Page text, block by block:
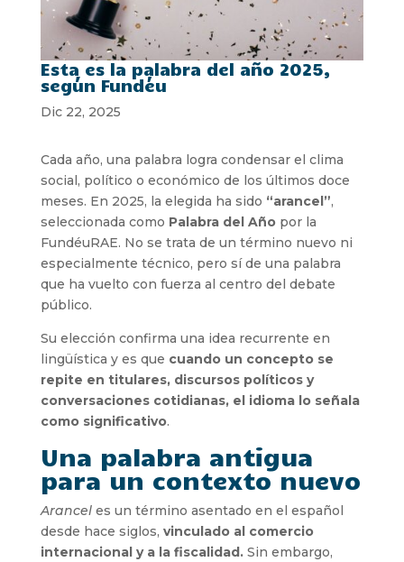
Esta es la palabra del año 2025,
según Fundéu
Dic 22, 2025
Cada año, una palabra logra condensar el clima
social, político o económico de los últimos doce
meses. En 2025, la elegida ha sido “arancel”,
seleccionada como Palabra del Añopor la
FundéuRAE. No se trata de un término nuevo ni
especialmente técnico, pero sí de una palabra
que ha vuelto con fuerza al centro del debate
público.
Su elección confirma una idea recurrente en
lingüística y es que cuando un concepto se
repite en titulares, discursos políticos y
conversaciones cotidianas, el idioma lo señala
como significativo.
Una palabra antigua
para un contexto nuevo
Aranceles un término asentado en el español
desde hace siglos, vinculado al comercio
internacional y a la fiscalidad. Sin embargo,